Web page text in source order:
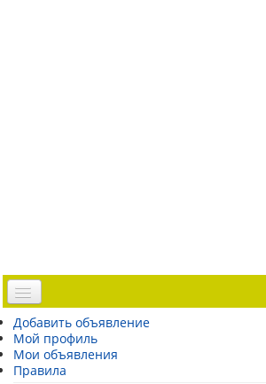
Доска объявлений
Погода Эстонии
Открытки
Добавить объявление
Мой профиль
Мои объявления
Правила